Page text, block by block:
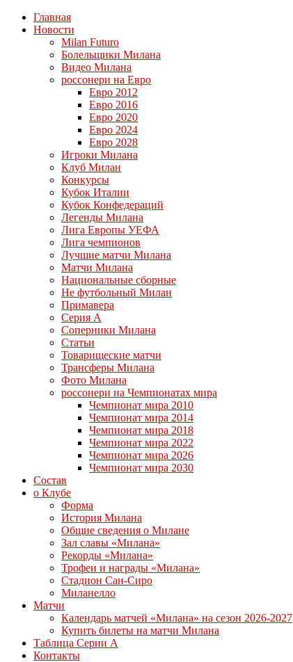
Главная
Новости
Milan Futuro
Болельщики Милана
Видео Милана
россонери на Евро
Евро 2012
Евро 2016
Евро 2020
Евро 2024
Евро 2028
Игроки Милана
Клуб Милан
Конкурсы
Кубок Италии
Кубок Конфедераций
Легенды Милана
Лига Европы УЕФА
Лига чемпионов
Лучшие матчи Милана
Матчи Милана
Национальные сборные
Не футбольный Милан
Примавера
Серия А
Соперники Милана
Статьи
Товарищеские матчи
Трансферы Милана
Фото Милана
россонери на Чемпионатах мира
Чемпионат мира 2010
Чемпионат мира 2014
Чемпионат мира 2018
Чемпионат мира 2022
Чемпионат мира 2026
Чемпионат мира 2030
Состав
о Клубе
Форма
История Милана
Общие сведения о Милане
Зал славы «Милана»
Рекорды «Милана»
Трофеи и награды «Милана»
Стадион Сан-Сиро
Миланелло
Матчи
Календарь матчей «Милана» на сезон 2026-2027
Купить билеты на матчи Милана
Таблица Серии А
Контакты